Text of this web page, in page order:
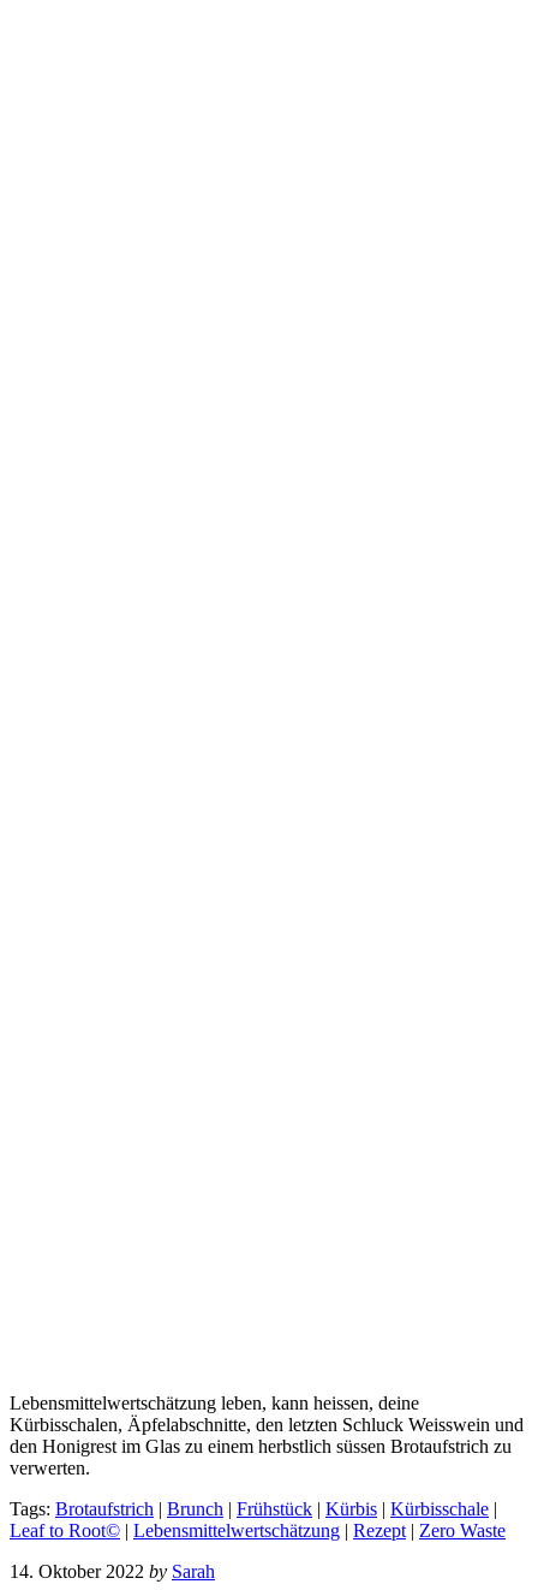
Lebensmittelwertschätzung leben, kann heissen, deine
Kürbisschalen, Äpfelabschnitte, den letzten Schluck Weisswein und
den Honigrest im Glas zu einem herbstlich süssen Brotaufstrich zu
verwerten.
Tags: Brotaufstrich | Brunch | Frühstück | Kürbis | Kürbisschale |
Leaf to Root© | Lebensmittelwertschätzung | Rezept | Zero Waste
14. Oktober 2022 by Sarah